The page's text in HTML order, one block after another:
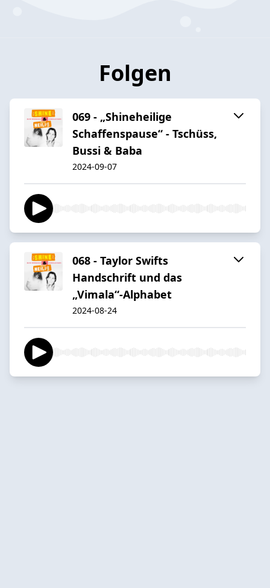
Folgen
069 - „Shineheilige
Schaffenspause“ - Tschüss,
Bussi & Baba
2024-09-07
068 - Taylor Swifts
Handschrift und das
„Vimala“-Alphabet
2024-08-24